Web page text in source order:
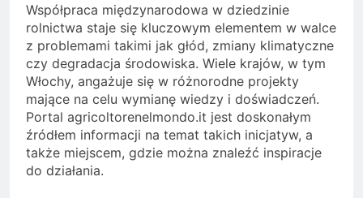
Współpraca międzynarodowa w dziedzinie
rolnictwa staje się kluczowym elementem w walce
z problemami takimi jak głód, zmiany klimatyczne
czy degradacja środowiska. Wiele krajów, w tym
Włochy, angażuje się w różnorodne projekty
mające na celu wymianę wiedzy i doświadczeń.
Portal agricoltorenelmondo.it jest doskonałym
źródłem informacji na temat takich inicjatyw, a
także miejscem, gdzie można znaleźć inspiracje
do działania.